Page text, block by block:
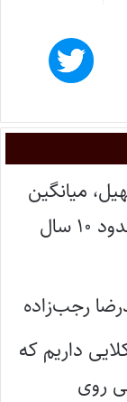
میانگین
سنی قبول‌شدگان آزمون وکالت حدود ۱۰ سال
رجب‌زاده
داریم که
روی